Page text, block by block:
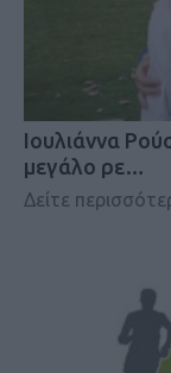
Iουλιάννα
μεγάλο ρε…
Δείτε